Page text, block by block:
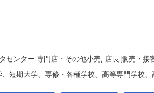
センター 専門店・その他小売, 店長 販売・接
短期大学、専修・各種学校、高等専門学校、